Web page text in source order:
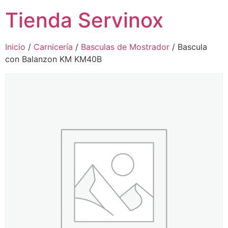
Tienda Servinox
Inicio / Carnicería / Basculas de Mostrador / Bascula
con Balanzon KM KM40B